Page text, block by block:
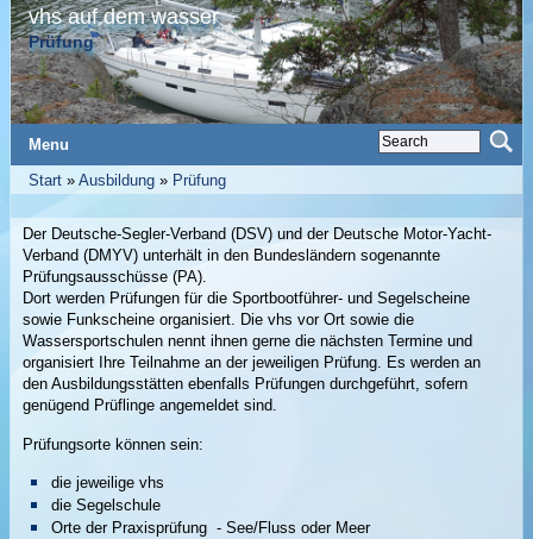
vhs auf dem wasser
Prüfung
Menu
Start» Ausbildung» Prüfung
Der Deutsche-Segler-Verband (DSV) und der Deutsche Motor-Yacht-
Verband (DMYV) unterhält in den Bundesländern sogenannte
Prüfungsausschüsse (PA).
Dort werden Prüfungen für die Sportbootführer- und Segelscheine
sowie Funkscheine organisiert. Die vhs vor Ort sowie die
Wassersportschulen nennt ihnen gerne die nächsten Termine und
organisiert Ihre Teilnahme an der jeweiligen Prüfung. Es werden an
den Ausbildungsstätten ebenfalls Prüfungen durchgeführt, sofern
genügend Prüflinge angemeldet sind.
Prüfungsorte können sein:
die jeweilige vhs
die Segelschule
Orte der Praxisprüfung - See/Fluss oder Meer